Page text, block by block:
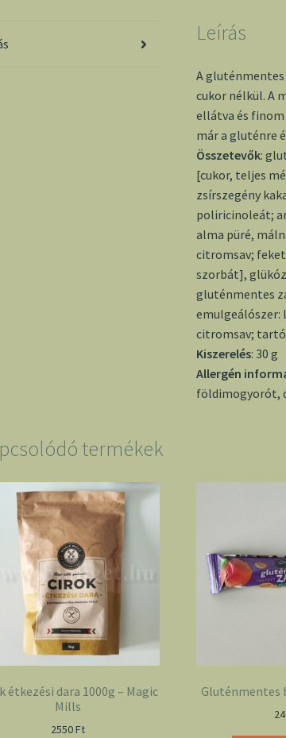
Leírás
A
cukor nélkül. A
ellátva és
már a gluténre
Összetevők:
[cukor, teljes
zsírszegény
poliricinoleát;
alma püré,
citromsav;
szorbát],
gluténmentes
emulgeálószer:
citromsav;
Kiszerelés: 30 g
Allergén
földimogyorót,
termékek
étkezési dara 1000g – Magic
Mills
2550Ft
Gluténmentes